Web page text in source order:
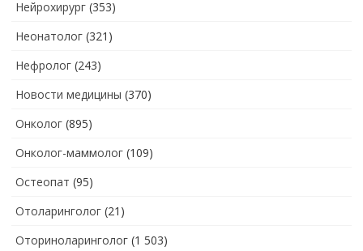
Нейрохирург (353)
Неонатолог (321)
Нефролог (243)
Новости медицины (370)
Онколог (895)
Онколог-маммолог (109)
Остеопат (95)
Отоларинголог (21)
Оториноларинголог (1 503)